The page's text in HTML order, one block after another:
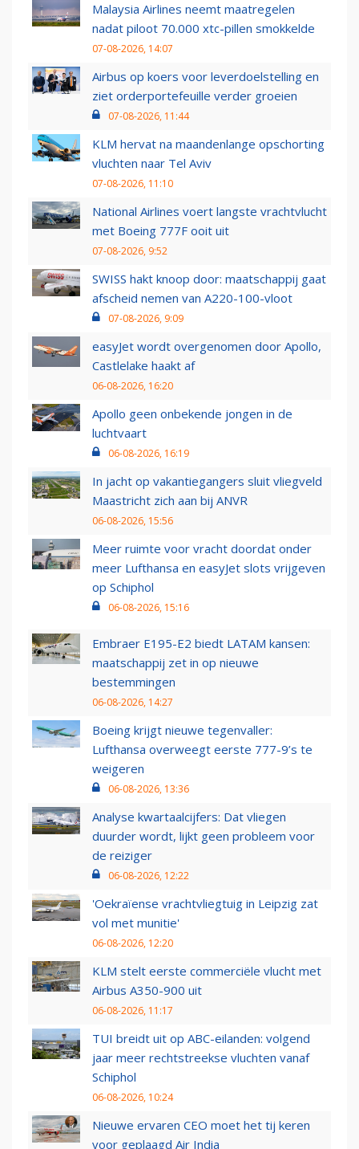
Malaysia Airlines neemt maatregelen
nadat piloot 70.000 xtc-pillen smokkelde
07-08-2026, 14:07
Airbus op koers voor leverdoelstelling en
ziet orderportefeuille verder groeien
07-08-2026, 11:44
KLM hervat na maandenlange opschorting
vluchten naar Tel Aviv
07-08-2026, 11:10
National Airlines voert langste vrachtvlucht
met Boeing 777F ooit uit
07-08-2026, 9:52
SWISS hakt knoop door: maatschappij gaat
afscheid nemen van A220-100-vloot
07-08-2026, 9:09
easyJet wordt overgenomen door Apollo,
Castlelake haakt af
06-08-2026, 16:20
Apollo geen onbekende jongen in de
luchtvaart
06-08-2026, 16:19
In jacht op vakantiegangers sluit vliegveld
Maastricht zich aan bij ANVR
06-08-2026, 15:56
Meer ruimte voor vracht doordat onder
meer Lufthansa en easyJet slots vrijgeven
op Schiphol
06-08-2026, 15:16
Embraer E195-E2 biedt LATAM kansen:
maatschappij zet in op nieuwe
bestemmingen
06-08-2026, 14:27
Boeing krijgt nieuwe tegenvaller:
Lufthansa overweegt eerste 777-9’s te
weigeren
06-08-2026, 13:36
Analyse kwartaalcijfers: Dat vliegen
duurder wordt, lijkt geen probleem voor
de reiziger
06-08-2026, 12:22
'Oekraïense vrachtvliegtuig in Leipzig zat
vol met munitie'
06-08-2026, 12:20
KLM stelt eerste commerciële vlucht met
Airbus A350-900 uit
06-08-2026, 11:17
TUI breidt uit op ABC-eilanden: volgend
jaar meer rechtstreekse vluchten vanaf
Schiphol
06-08-2026, 10:24
Nieuwe ervaren CEO moet het tij keren
voor geplaagd Air India